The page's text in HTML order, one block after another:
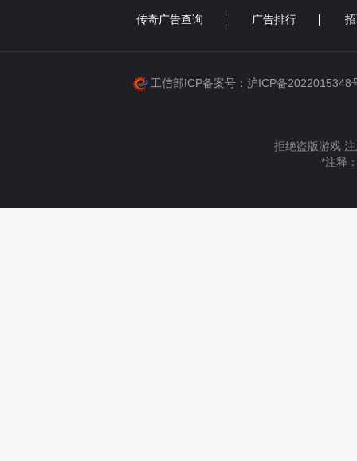
传奇广告查询 广告排行
工信部ICP备案号：沪ICP备
拒绝盗版游戏
*注释